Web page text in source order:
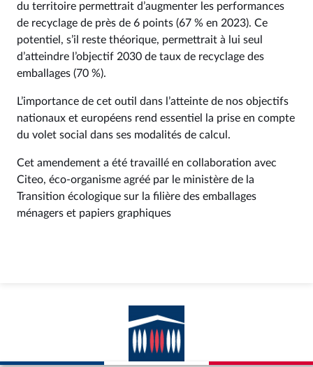
du territoire permettrait d’augmenter les performances
de recyclage de près de 6 points (67 % en 2023). Ce
potentiel, s’il reste théorique, permettrait à lui seul
d’atteindre l’objectif 2030 de taux de recyclage des
emballages (70 %).
L’importance de cet outil dans l’atteinte de nos objectifs
nationaux et européens rend essentiel la prise en compte
du volet social dans ses modalités de calcul.
Cet amendement a été travaillé en collaboration avec
Citeo, éco-organisme agréé par le ministère de la
Transition écologique sur la filière des emballages
ménagers et papiers graphiques